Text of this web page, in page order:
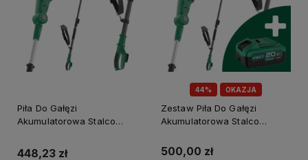
Piła Do Gałęzi
Akumulatorowa Stalco
S-97710
448,23 zł
44% OKAZJA
Zestaw Piła Do Gałęzi
Akumulatorowa Stalco
500,00 zł